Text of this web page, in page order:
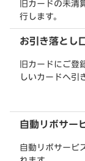
旧カードの未清
行します。
お引き落とし
旧カードにご登
しいカードへ引
自動リボサー
自動リボサービ